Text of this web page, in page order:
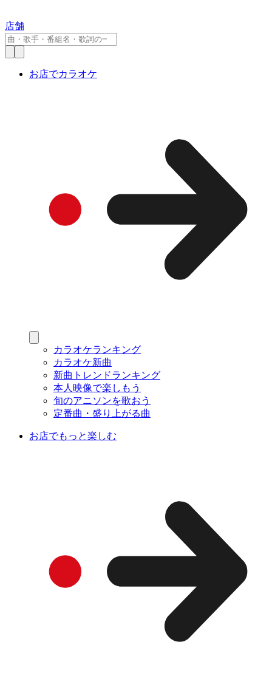
店舗
お店でカラオケ
カラオケランキング
カラオケ新曲
新曲トレンドランキング
本人映像で楽しもう
旬のアニソンを歌おう
定番曲・盛り上がる曲
お店でもっと楽しむ